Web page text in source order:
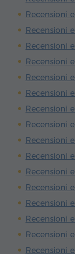
Recensioni
Recensioni
Recensioni
Recensioni
Recensioni
Recensioni
Recensioni
Recensioni
Recensioni
Recensioni
Recensioni
Recensioni
Recensioni
Recensioni
Recensioni
Recensioni